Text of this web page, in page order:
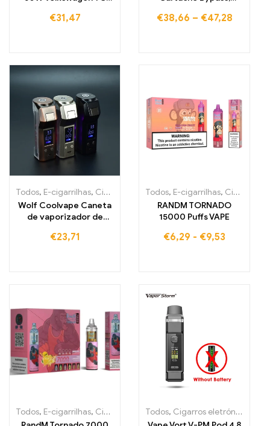
Potência E-Cigarros
€31,47 €38,66 – €47,28
Todos, E-cigarrilhas, Cigarros eletrónicos descartáveis Portugal
Wolf Coolvape Caneta
de vaporizador de
Cigarette Eletrónica
€23,71
Todos, E-cigarrilhas, Cigarros eletrónicos descartáveis Bélgica
RANDM TORNADO
15000 Puffs VAPE
€6,29 - €9,53
Todos, E-cigarrilhas, Cigarros eletrónicos descartáveis Bélgica Todos, Cigarros eletrónicos descartáveis Portugal